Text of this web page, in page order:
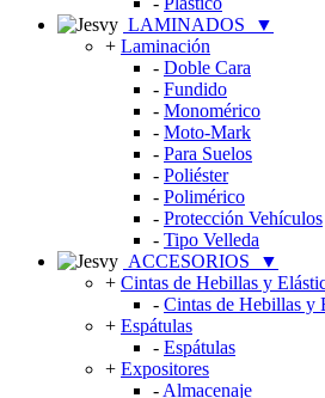
LAMINADOS
▼
+ Laminación
- Doble Cara
- Fundido
- Monomérico
- Moto-Mark
- Para Suelos
- Poliéster
- Polimérico
- Protección Vehículos
- Tipo Velleda
ACCESORIOS
▼
+ Cintas de Hebillas y
- Cintas de Hebillas y
+ Espátulas
- Espátulas
+ Expositores
- Almacenaje